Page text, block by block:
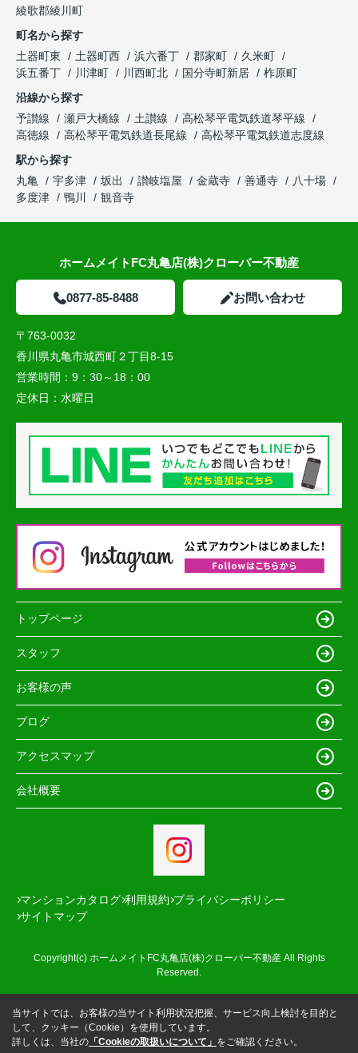
綾歌郡綾川町
町名から探す
土器町東
土器町西 浜六番丁 郡家町
久米町
浜五番丁
川津町 川西町北 国分寺町新居
柞原町
沿線から探す
予讃線
瀬戸大橋線 土讃線
高松琴平電気鉄道琴平線
高徳線
高松琴平電気鉄道長尾線
高松琴平電気鉄道志度線
駅から探す
丸亀
宇多津 坂出 讃岐塩屋 金蔵寺 善通寺
八十場
多度津
鴨川 観音寺
ホームメイトFC丸亀店(株)クローバー不動産
0877-85-8488 お問い合わせ
〒763-0032
香川県丸亀市城西町２丁目8-15
営業時間： 9：30～18：00
定休日： 水曜日
トップページ
スタッフ
お客様の声
ブログ
アクセスマップ
会社概要
マンションカタログ 利用規約 プライバシーポリシー
サイトマップ
Copyright(c) ホームメイトFC丸亀店(株)クローバー不動産 All Rights
Reserved.
当サイトでは、お客様の当サイト利用状況把握、サービス向上検討を目的と
して、クッキー（Cookie）を使用しています。
詳しくは、当社の 「Cookieの取扱いについて」 をご確認ください。